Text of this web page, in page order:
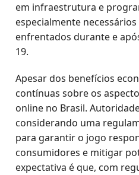
em infraestrutura e
especialmente
enfrentados durante e
19.
Apesar dos benefícios
contínuas sobre os
online no Brasil.
considerando uma
para garantir o jogo
consumidores e mitigar
expectativa é que, com